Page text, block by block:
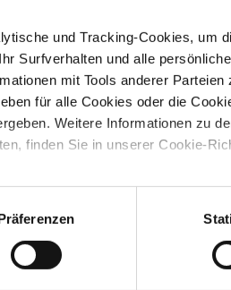
und Tracking-Cookies, um
Surfverhalten und alle
mit Tools anderer
für alle Cookies oder die
Weitere Informationen zu
finden Sie in unserer Cookie-
Spezifikationen
S355J0